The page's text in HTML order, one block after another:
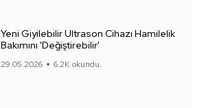
Yeni Giyilebilir Ultrason Cihazı Hamilelik
Bakımını 'Değiştirebilir'
29.05.2026 6.2K okundu.